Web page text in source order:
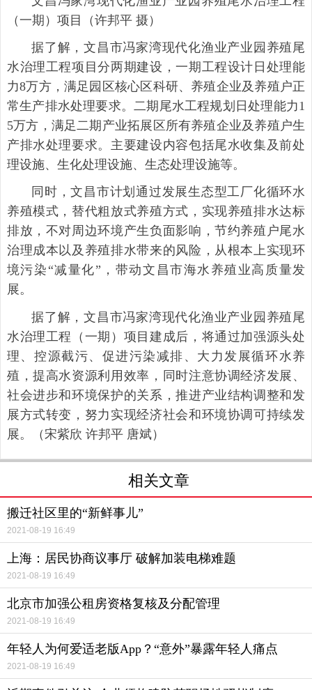
（一期）项目（许邦平 摄）
据了解，文昌市冯家湾现代化渔业产业园养殖尾
水治理工程项目分两期建设，一期工程设计日处理能
力8万方，满足园区核心区科研、养殖企业及养殖户正
常生产排水处理要求。二期尾水工程规划日处理能力1
5万方，满足二期产业拓展区所有养殖企业及养殖户生
产排水处理要求。主要建设内容包括尾水收集及前处
理设施、生化处理设施、生态处理设施等。
同时，文昌市计划通过发展生态型工厂化循环水
养殖模式，替代粗放式养殖方式，实现养殖排水达标
排放，不对周边环境产生负面影响，节约养殖户尾水
治理成本以及养殖排水带来的风险，从根本上实现环
境污染“减量化”，带动文昌市海水养殖业高质量发
展。
据了解，文昌市冯家湾现代化渔业产业园养殖尾
水治理工程（一期）项目建成后，将通过加强源头处
理、控源截污、促进污染减排、大力发展循环水养
殖，提高水资源利用效率，同时注意协调经济发展、
社会进步和环境保护的关系，推进产业结构调整和发
展方式转变，努力实现经济社会和环境协调可持续发
展。（宋紫欣 许邦平 唐斌）
相关文章
搬迁社区里的“新鲜事儿”
2021-08-19 16:49
上海：居民协商议事厅 破解加装电梯难题
2021-08-19 16:49
北京市加强公租房资格复核及分配管理
2021-08-19 16:49
年轻人为何爱适老版App？“意外”暴露年轻人痛点
2021-08-19 16:49